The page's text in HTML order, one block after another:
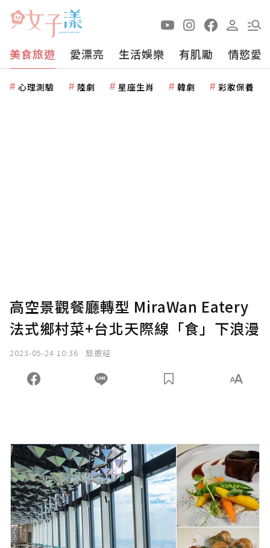
美食旅遊 愛漂亮 生活娛樂 有肌勵 情慾愛
心理測驗 陸劇 星座生肖 韓劇 彩妝保養
高空景觀餐廳轉型 MiraWan Eatery
法式鄉村菜+台北天際線「食」下浪漫
2023-05-24 10:36 旅遊經